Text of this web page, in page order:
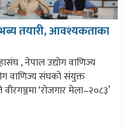
तयारी, आवश्यकताका
, नेपाल उद्योग वाणिज्य
वाणिज्य संघको संयुक्त
‘रोजगार मेला–२०८३’